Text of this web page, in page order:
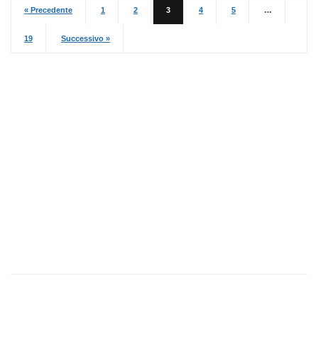
« Precedente 1 2 3 4 5 …
19 Successivo »